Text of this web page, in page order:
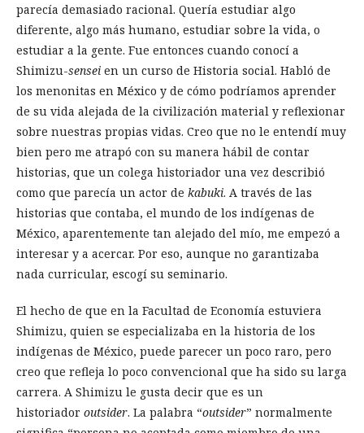
parecía demasiado racional. Quería estudiar algo
diferente, algo más humano, estudiar sobre la vida, o
estudiar a la gente. Fue entonces cuando conocí a
Shimizu-sensei en un curso de Historia social. Habló de
los menonitas en México y de cómo podríamos aprender
de su vida alejada de la civilización material y reflexionar
sobre nuestras propias vidas. Creo que no le entendí muy
bien pero me atrapó con su manera hábil de contar
historias, que un colega historiador una vez describió
como que parecía un actor de kabuki. A través de las
historias que contaba, el mundo de los indígenas de
México, aparentemente tan alejado del mío, me empezó a
interesar y a acercar. Por eso, aunque no garantizaba
nada curricular, escogí su seminario.
El hecho de que en la Facultad de Economía estuviera
Shimizu, quien se especializaba en la historia de los
indígenas de México, puede parecer un poco raro, pero
creo que refleja lo poco convencional que ha sido su larga
carrera. A Shimizu le gusta decir que es un
historiador outsider. La palabra “outsider” normalmente